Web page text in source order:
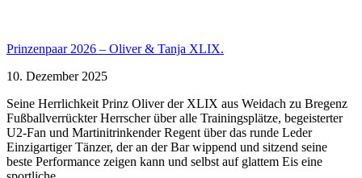
Prinzenpaar 2026 – Oliver & Tanja XLIX.
10. Dezember 2025
Seine Herrlichkeit Prinz Oliver der XLIX aus Weidach zu Bregenz
Fußballverrückter Herrscher über alle Trainingsplätze, begeisterter
U2-Fan und Martinitrinkender Regent über das runde Leder
Einzigartiger Tänzer, der an der Bar wippend und sitzend seine
beste Performance zeigen kann und selbst auf glattem Eis eine